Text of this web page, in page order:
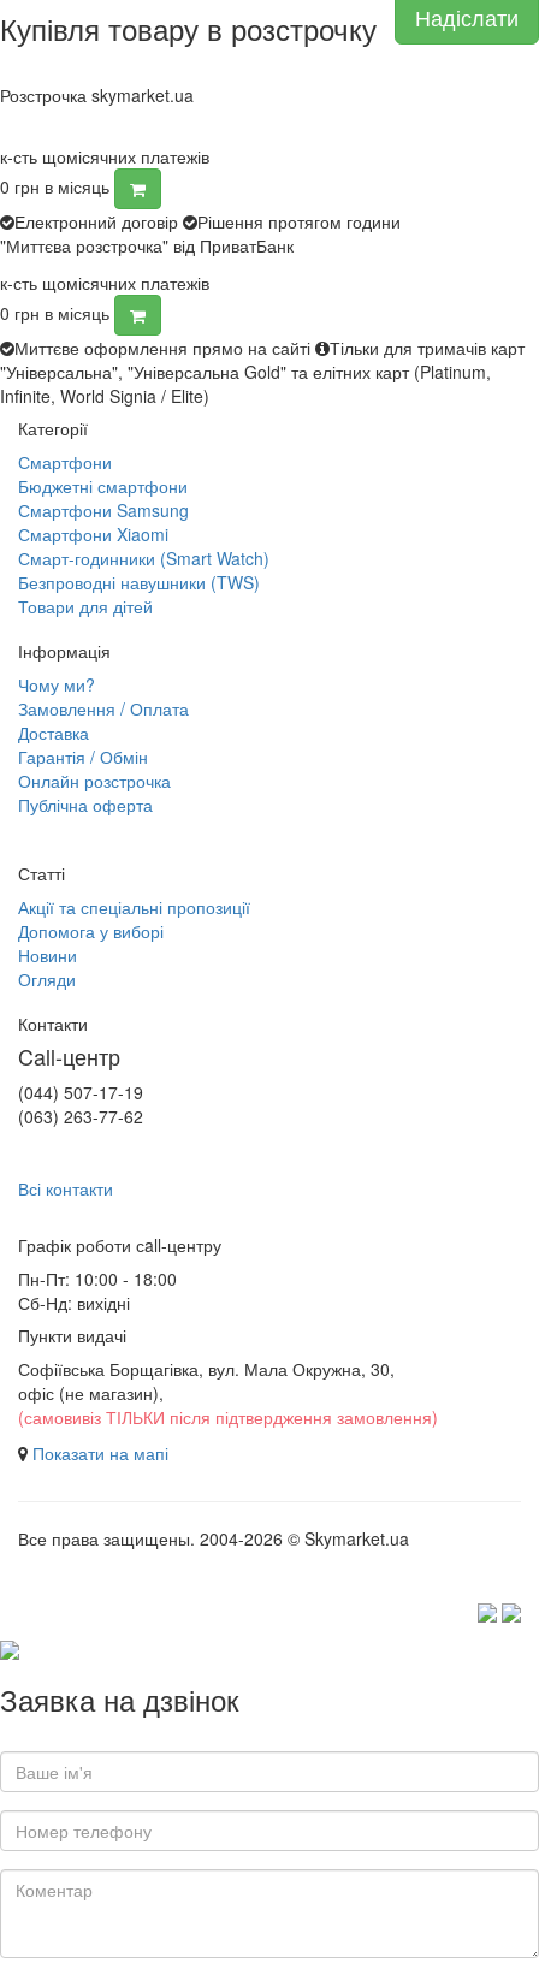
Надіслати
Купівля товару в розстрочку
Розстрочка skymarket.ua
к-сть щомісячних платежів
0 грн в місяць
Електронний договір
Рішення протягом години
"Миттєва розстрочка" від ПриватБанк
к-сть щомісячних платежів
0 грн в місяць
Миттєве оформлення прямо на сайті
Тільки для тримачів карт
"Універсальна", "Універсальна Gold" та елітних карт (Platinum,
Infinite, World Signia / Elite)
Категорії
Смартфони
Бюджетні смартфони
Смартфони Samsung
Смартфони Xiaomi
Смарт-годинники (Smart Watch)
Безпроводні навушники (TWS)
Товари для дітей
Інформація
Чому ми?
Замовлення / Оплата
Доставка
Гарантія / Обмін
Онлайн розстрочка
Публічна оферта
Статті
Акції та спеціальні пропозиції
Допомога у виборі
Новини
Огляди
Контакти
Call-центр
(044) 507-17-19
(063) 263-77-62
Всі контакти
Графік роботи сall-центру
Пн-Пт: 10:00 - 18:00
Сб-Нд: вихідні
Пункти видачі
Софіївська Борщагівка, вул. Мала Окружна, 30,
офіс (не магазин),
(самовивіз ТІЛЬКИ після підтвердження замовлення)
Показати на мапі
Все права защищены. 2004-2026 © Skymarket.ua
Заявка на дзвінок